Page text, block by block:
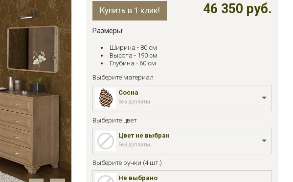
Купить в 1 клик! 46 350 руб.
Размеры:
Ширина - 80 см
Высота - 190 см
Глубина - 60 см
Выберите материал
Сосна
Без доплаты
Выберите цвет
Цвет не выбран
Без доплаты
Выберите ручки (4 шт.)
Не выбрано